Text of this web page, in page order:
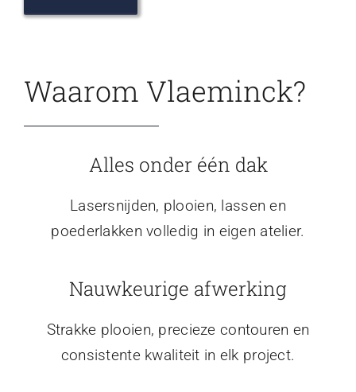
Waarom Vlaeminck?
Alles onder één dak
Lasersnijden, plooien, lassen en
poederlakken volledig in eigen atelier.
Nauwkeurige afwerking
Strakke plooien, precieze contouren en
consistente kwaliteit in elk project.